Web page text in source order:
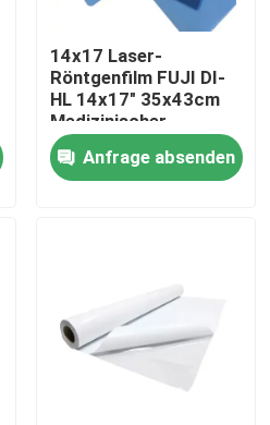
14x17 Laser-
Röntgenfilm FUJI DI-
HL 14x17" 35x43cm
Medizinischer
Laserfilm Fuji
Trockenfilm
Anfrage absenden